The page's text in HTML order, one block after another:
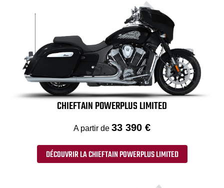
CHIEFTAIN POWERPLUS LIMITED
A partir de 33 390 €
DÉCOUVRIR LA CHIEFTAIN POWERPLUS LIMITED